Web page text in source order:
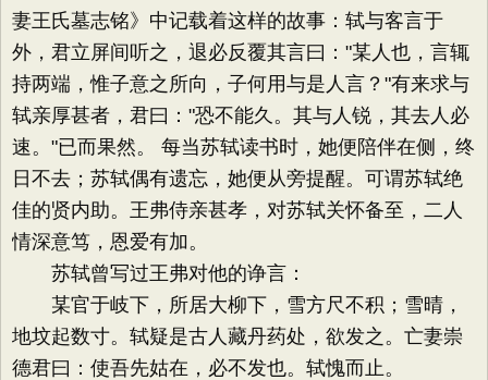
妻王氏墓志铭》中记载着这样的故事：轼与客言于
外，君立屏间听之，退必反覆其言曰："某人也，言辄
持两端，惟子意之所向，子何用与是人言？"有来求与
轼亲厚甚者，君曰："恐不能久。其与人锐，其去人必
速。"已而果然。 每当苏轼读书时，她便陪伴在侧，终
日不去；苏轼偶有遗忘，她便从旁提醒。可谓苏轼绝
佳的贤内助。王弗侍亲甚孝，对苏轼关怀备至，二人
情深意笃，恩爱有加。
苏轼曾写过王弗对他的诤言：
某官于岐下，所居大柳下，雪方尺不积；雪晴，
地坟起数寸。轼疑是古人藏丹药处，欲发之。亡妻崇
德君曰：使吾先姑在，必不发也。轼愧而止。